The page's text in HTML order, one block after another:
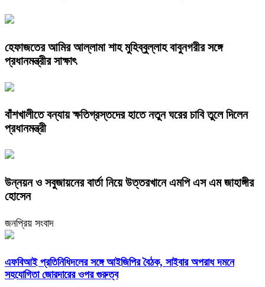
হেফাজতের আমির আল্লামা শাহ মুহিব্বুল্লাহ বাবুনগরীর সঙ্গে
প্রধানমন্ত্রীর সাক্ষাৎ
বাঁশখালীতে বন্যায় ক্ষতিগ্রস্তদের হাতে নতুন ঘরের চাবি তুলে দিলেন
প্রধানমন্ত্রী
উন্নয়ন ও সবুজায়নের বার্তা নিয়ে উত্তরখানে এমপি এস এম জাহাঙ্গীর
হোসেন
জনপ্রিয় সংবাদ
এফবিআই প্রতিনিধিদলের সঙ্গে আইজিপির বৈঠক, সাইবার অপরাধ দমনে
সহযোগিতা জোরদারের ওপর গুরুত্ব